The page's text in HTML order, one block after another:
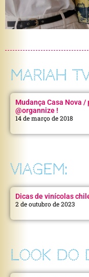
MARIAH
Mudança Casa Nova
@organnize !
14 de março de 2018
VIAGEM:
Dicas de vinícolas
2 de outubro de 2023
LOOK DO